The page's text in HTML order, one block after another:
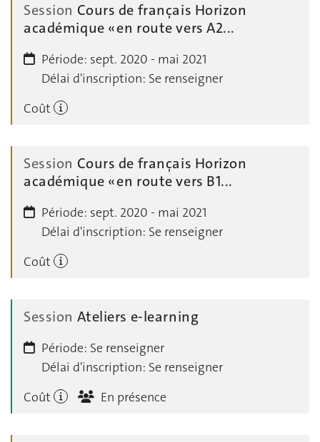
Session Cours de français Horizon
académique « en route vers A2...
Période: sept. 2020 - mai 2021
Délai d'inscription: Se renseigner
Coût
Session Cours de français Horizon
académique « en route vers B1...
Période: sept. 2020 - mai 2021
Délai d'inscription: Se renseigner
Coût
Session Ateliers e-learning
Période: Se renseigner
Délai d'inscription: Se renseigner
Coût
En présence